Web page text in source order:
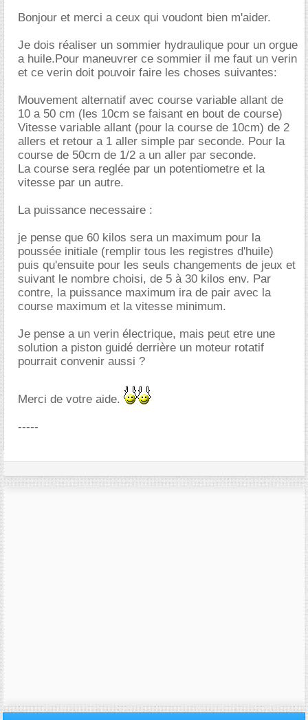
Bonjour et merci a ceux qui voudont bien m'aider.
Je dois réaliser un sommier hydraulique pour un orgue
a huile.Pour maneuvrer ce sommier il me faut un verin
et ce verin doit pouvoir faire les choses suivantes:
Mouvement alternatif avec course variable allant de
10 a 50 cm (les 10cm se faisant en bout de course)
Vitesse variable allant (pour la course de 10cm) de 2
allers et retour a 1 aller simple par seconde. Pour la
course de 50cm de 1/2 a un aller par seconde.
La course sera reglée par un potentiometre et la
vitesse par un autre.
La puissance necessaire :
je pense que 60 kilos sera un maximum pour la
poussée initiale (remplir tous les registres d'huile)
puis qu'ensuite pour les seuls changements de jeux et
suivant le nombre choisi, de 5 à 30 kilos env. Par
contre, la puissance maximum ira de pair avec la
course maximum et la vitesse minimum.
Je pense a un verin électrique, mais peut etre une
solution a piston guidé derrière un moteur rotatif
pourrait convenir aussi ?
Merci de votre aide.
-----